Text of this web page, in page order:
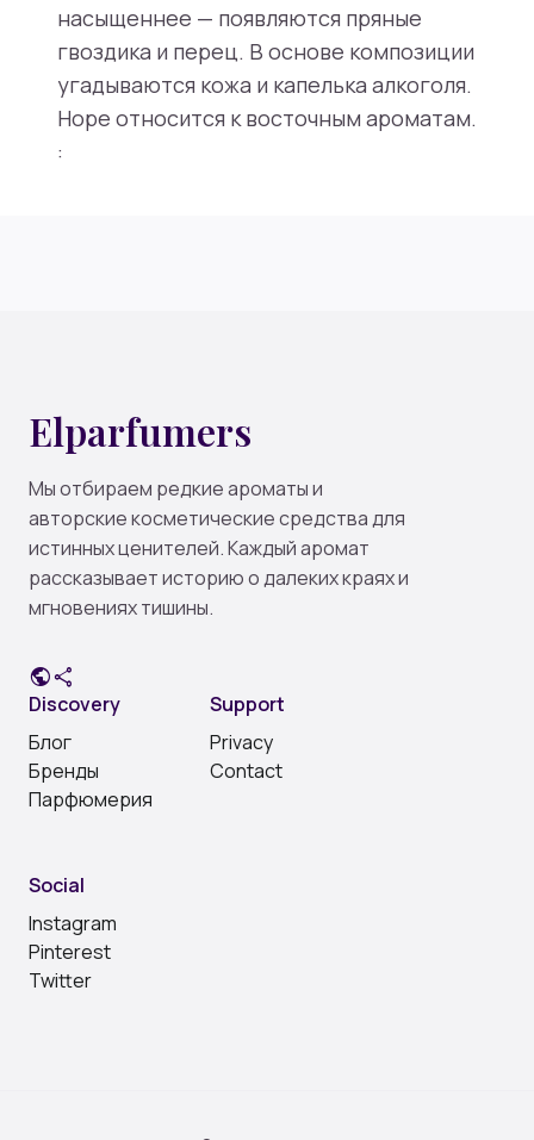
насыщеннее — появляются пряные
гвоздика и перец. В основе композиции
угадываются кожа и капелька алкоголя.
Hope относится к восточным ароматам.
:
Elparfumers
Мы отбираем редкие ароматы и
авторские косметические средства для
истинных ценителей. Каждый аромат
рассказывает историю о далеких краях и
мгновениях тишины.
publicshare
Discovery
Блог
Бренды
Парфюмерия
Support
Privacy
Contact
Social
Instagram
Pinterest
Twitter